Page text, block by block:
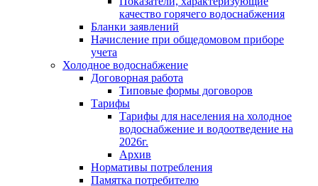
качество горячего водоснабжения
Бланки заявлений
Начисление при общедомовом приборе
учета
Холодное водоснабжение
Договорная работа
Типовые формы договоров
Тарифы
Тарифы для населения на холодное
водоснабжение и водоотведение на
2026г.
Архив
Нормативы потребления
Памятка потребителю